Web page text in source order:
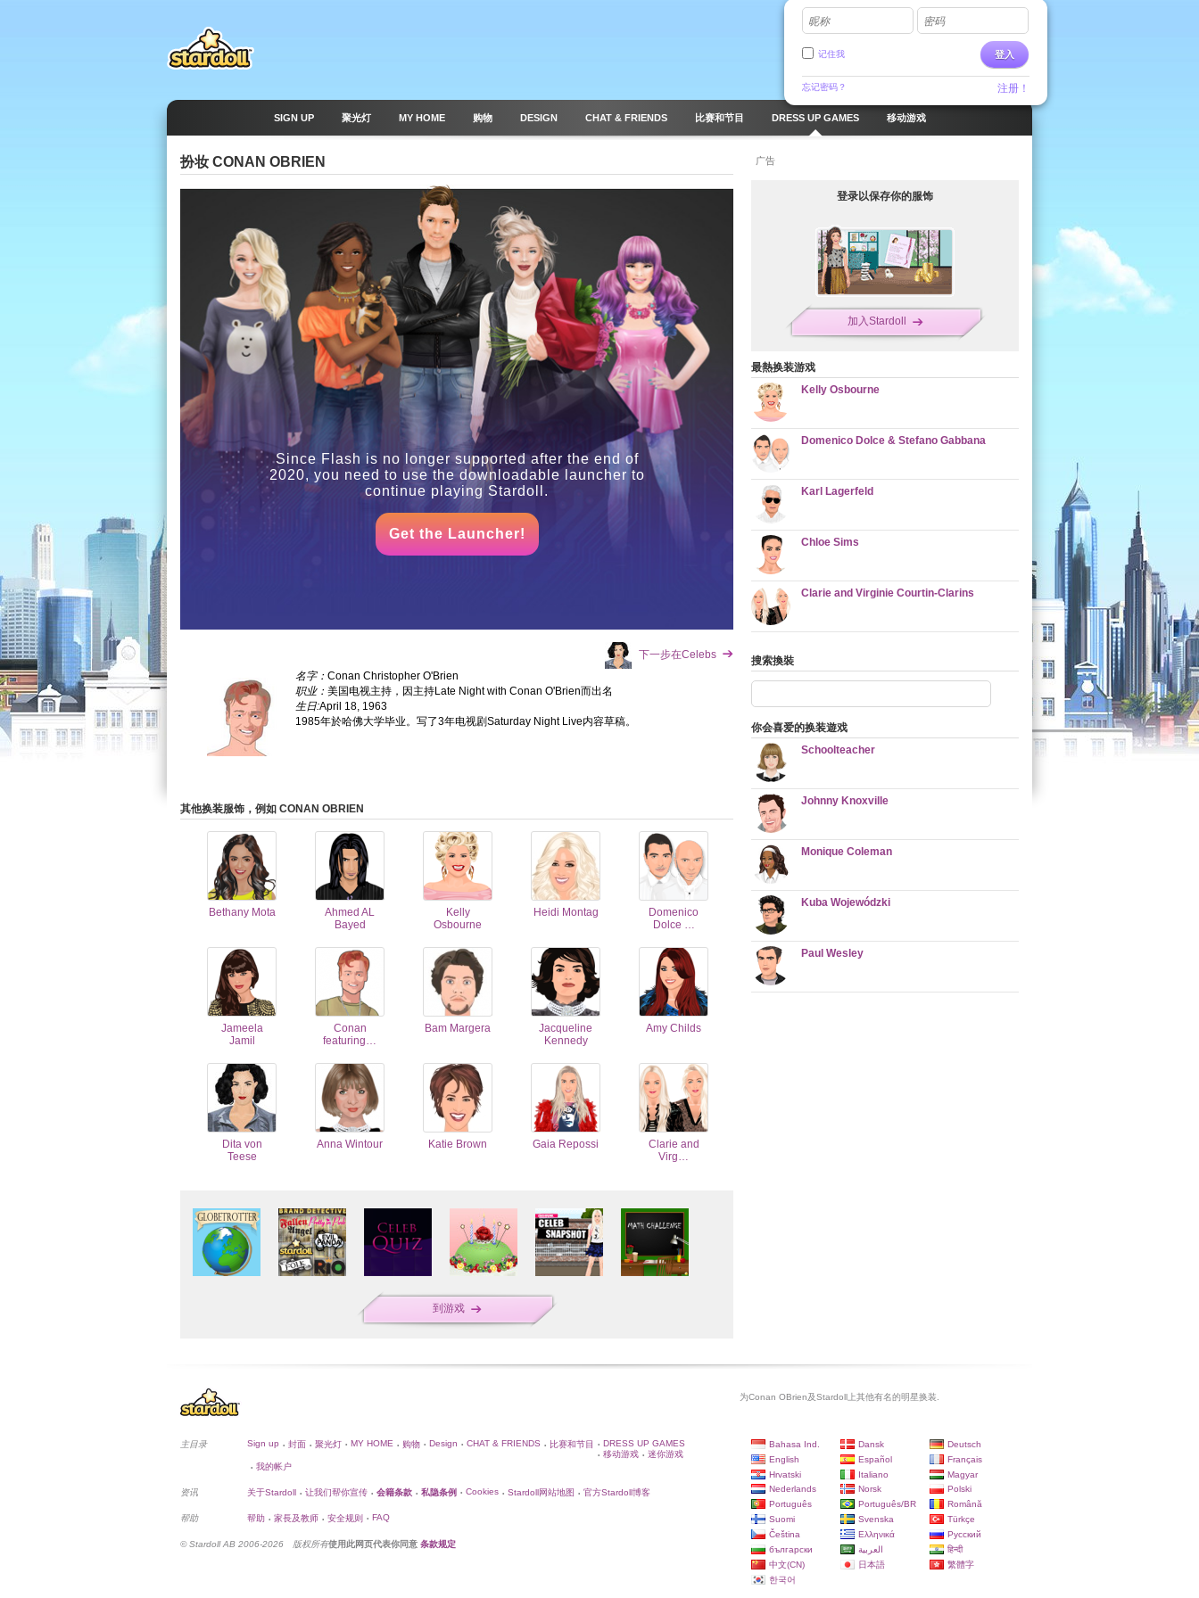
昵称 密码
登入
记住我
忘记密码？ 注册！
SIGN UP 聚光灯 MY HOME 购物 DESIGN CHAT & FRIENDS 比赛和节目 DRESS UP GAMES 移动游戏
扮妆 CONAN OBRIEN
Since Flash is no longer supported after the end of
2020, you need to use the downloadable launcher to
continue playing Stardoll.
Get the Launcher!
下一步在Celebs
名字： Conan Christopher O'Brien
职业： 美国电视主持，因主持Late Night with Conan O'Brien而出名
生日:April 18, 1963
1985年於哈佛大学毕业。写了3年电视剧Saturday Night Live内容草稿。
其他换装服饰，例如 CONAN OBRIEN
Bethany Mota
Ahmed AL
Bayed
Kelly
Osbourne
Heidi Montag
Domenico
Dolce …
Jameela
Jamil
Conan
featuring…
Bam Margera
Jacqueline
Kennedy
Amy Childs
Dita von
Teese
Anna Wintour Katie Brown Gaia Repossi
Clarie and
Virg…
到游戏
广告
登录以保存你的服饰
加入Stardoll
最熱换装游戏
Kelly Osbourne
Domenico Dolce & Stefano Gabbana
Karl Lagerfeld
Chloe Sims
Clarie and Virginie Courtin-Clarins
搜索換裝
你会喜爱的换装遊戏
Schoolteacher
Johnny Knoxville
Monique Coleman
Kuba Wojewódzki
Paul Wesley
为Conan OBrien及Stardoll上其他有名的明星换装.
主目录 Sign up • 封面 • 聚光灯 • MY HOME • 购物 • Design • CHAT & FRIENDS • 比赛和节目 • DRESS UP GAMES
• 移动游戏 • 迷你游戏
• 我的帐户
资讯 关于Stardoll • 让我们帮你宣传 • 会籍条款 • 私隐条例 • Cookies • Stardoll网站地图 • 官方Stardoll博客
帮助 帮助 • 家長及教师 • 安全规则 • FAQ
© Stardoll AB 2006-2026 版权所有使用此网页代表你同意 条款规定
Bahasa Ind. Dansk
Deutsch
English
Español
Français
Hrvatski
Italiano
Magyar
Nederlands
Norsk
Polski
Português
Português/BR
Română
Suomi
Svenska
Türkçe
Čeština
Ελληνικά
Русский
български
العربية
हिन्दी
中文(CN)
日本語
繁體字
한국어